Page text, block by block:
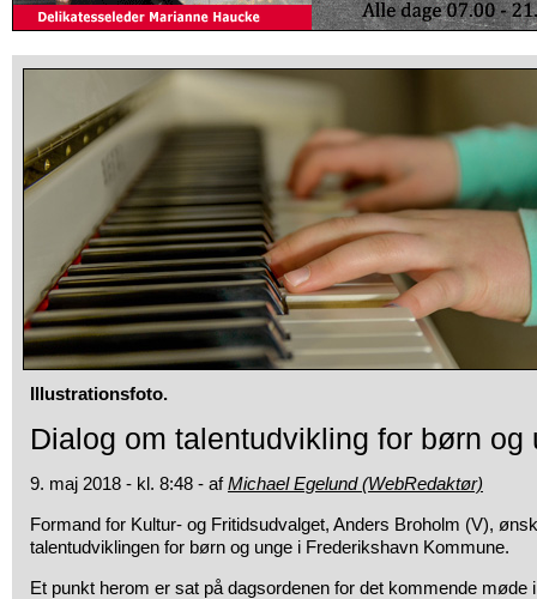
Illustrationsfoto.
Dialog om talentudvikling for børn og
9. maj 2018 - kl. 8:48 - afMichael Egelund (WebRedaktør)
Formand for Kultur- og Fritidsudvalget, Anders Broholm (V),
talentudviklingen for børn og unge i Frederikshavn Kommune.
Et punkt herom er sat på dagsordenen for det kommende møde